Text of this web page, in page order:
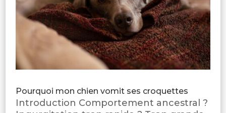
Pourquoi mon chien vomit ses croquettes
Introduction Comportement ancestral ?